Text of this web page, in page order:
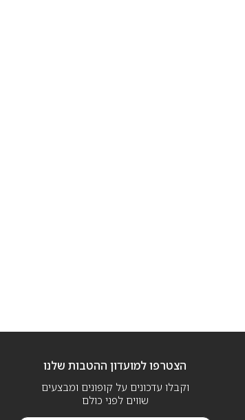
הצטרפו למועדון ההטבות שלנו
וקבלו עדכונים על קופונים ומבצעים
שווים לפני כולם